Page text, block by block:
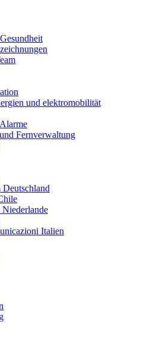
und elektromobilität
Fernverwaltung
Deutschland
Niederlande
Italien